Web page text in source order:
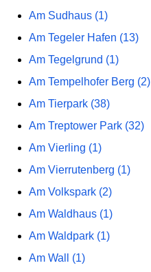
Am Sudhaus (1)
Am Tegeler Hafen (13)
Am Tegelgrund (1)
Am Tempelhofer Berg (2)
Am Tierpark (38)
Am Treptower Park (32)
Am Vierling (1)
Am Vierrutenberg (1)
Am Volkspark (2)
Am Waldhaus (1)
Am Waldpark (1)
Am Wall (1)